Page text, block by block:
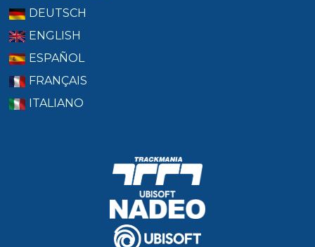
DEUTSCH
ENGLISH
ESPAÑOL
FRANÇAIS
ITALIANO